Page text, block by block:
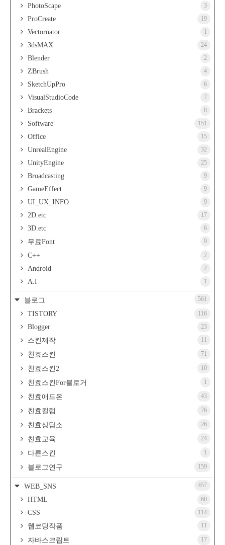
PhotoScape 3
ProCreate 19
Vectornator 1
3dsMAX 24
Blender 2
ZBrush 4
SketchUpPro 6
VisualStudioCode 7
Brackets 8
Software 151
Office 15
UnrealEngine 32
UnityEngine 25
Broadcasting 9
GameEffect 9
UI_UX_INFO 9
2D.etc 17
3D.etc 6
무료Font 9
C++ 2
Android 2
A.I 1
블로그 561
TISTORY 116
Blogger 23
스킨제작 11
친효스킨 71
친효스킨2 10
친효스킨For블로거 1
친효애드온 43
친효컬럼 76
친효상담소 26
친효교육 24
다른스킨 1
블로그연구 159
WEB_SNS 457
HTML 60
CSS 114
웹코딩작품 11
자바스크립트 17